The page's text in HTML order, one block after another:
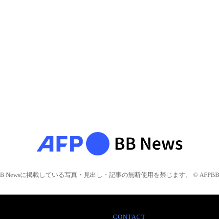
Newsに掲載している写真・見出し・記事の無断使用を禁じます。 © AFPBB
CONTACT